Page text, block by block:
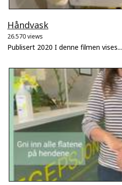
Håndvask
26.570 views
Publisert 2020 I denne filmen vises...